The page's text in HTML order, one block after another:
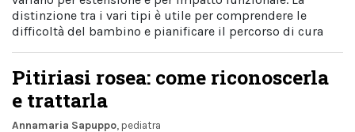
distinzione tra i vari tipi è utile per comprendere le
difficoltà del bambino e pianificare il percorso di cura
Pitiriasi rosea: come riconoscerla
e trattarla
Annamaria Sapuppo , pediatra